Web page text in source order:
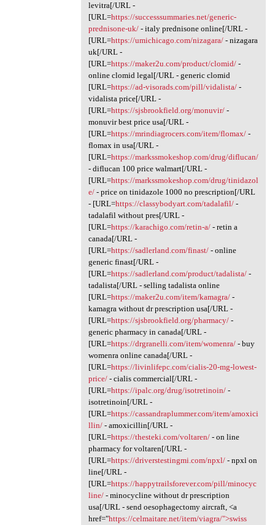
levitra[/URL -
[URL=https://successsummaries.net/generic-
prednisone-uk/- italy prednisone online[/URL -
[URL=https://umichicago.com/nizagara/- nizagara
uk[/URL -
[URL=https://maker2u.com/product/clomid/-
online clomid legal[/URL - generic clomid
[URL=https://ad-visorads.com/pill/vidalista/-
vidalista price[/URL -
[URL=https://sjsbrookfield.org/monuvir/-
monuvir best price usa[/URL -
[URL=https://mrindiagrocers.com/item/flomax/-
flomax in usa[/URL -
[URL=https://markssmokeshop.com/drug/diflucan/
- diflucan 100 price walmart[/URL -
[URL=https://markssmokeshop.com/drug/tinidazol
e/- price on tinidazole 1000 no prescription[/URL
- [URL=https://classybodyart.com/tadalafil/-
tadalafil without pres[/URL -
[URL=https://karachigo.com/retin-a/- retin a
canada[/URL -
[URL=https://sadlerland.com/finast/- online
generic finast[/URL -
[URL=https://sadlerland.com/product/tadalista/-
tadalista[/URL - selling tadalista online
[URL=https://maker2u.com/item/kamagra/-
kamagra without dr prescription usa[/URL -
[URL=https://sjsbrookfield.org/pharmacy/-
generic pharmacy in canada[/URL -
[URL=https://drgranelli.com/item/womenra/- buy
womenra online canada[/URL -
[URL=https://livinlifepc.com/cialis-20-mg-lowest-
price/- cialis commercial[/URL -
[URL=https://ipalc.org/drug/isotretinoin/-
isotretinoin[/URL -
[URL=https://cassandraplummer.com/item/amoxici
llin/- amoxicillin[/URL -
[URL=https://thesteki.com/voltaren/- on line
pharmacy for voltaren[/URL -
[URL=https://driverstestingmi.com/npxl/- npxl on
line[/URL -
[URL=https://happytrailsforever.com/pill/minocyc
line/- minocycline without dr prescription
usa[/URL - send oesophagectomy aircraft, <a
href="https://celmaitare.net/item/viagra/">swiss